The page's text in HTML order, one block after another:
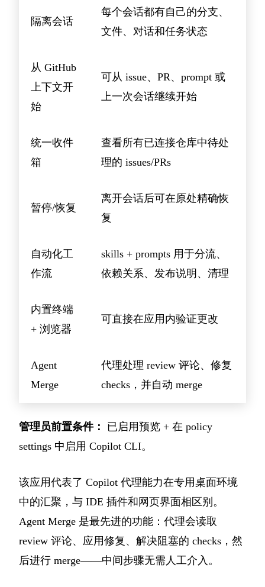
隔离会话
每个会话都有自己的分支、
文件、对话和任务状态
从 GitHub
上下文开
始
可从 issue、PR、prompt 或
上一次会话继续开始
统一收件
箱
查看所有已连接仓库中待处
理的 issues/PRs
暂停/恢复
离开会话后可在原处精确恢
复
自动化工
作流
skills + prompts 用于分流、
依赖关系、发布说明、清理
内置终端
+ 浏览器
可直接在应用内验证更改
Agent
Merge
代理处理 review 评论、修复
checks，并自动 merge
管理员前置条件：
已启用预览 + 在 policy
settings 中启用 Copilot CLI。
该应用代表了 Copilot 代理能力在专用桌面环境
中的汇聚，与 IDE 插件和网页界面相区别。
Agent Merge 是最先进的功能：代理会读取
review 评论、应用修复、解决阻塞的 checks，然
后进行 merge——中间步骤无需人工介入。